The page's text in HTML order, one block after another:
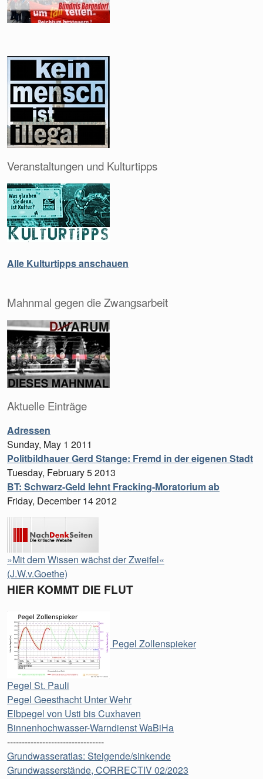
Veranstaltungen und Kulturtipps
Alle Kulturtipps anschauen
Mahnmal gegen die Zwangsarbeit
Aktuelle Einträge
Adressen
Sunday, May 1 2011
Politbildhauer Gerd Stange: Fremd in der eigenen Stadt
Tuesday, February 5 2013
BT: Schwarz-Geld lehnt Fracking-Moratorium ab
Friday, December 14 2012
»Mit dem Wissen wächst der Zweifel«
(J.W.v.Goethe)
HIER KOMMT DIE FLUT
Pegel Zollenspieker
Pegel St. Pauli
Pegel Geesthacht Unter Wehr
Elbpegel von Usti bis Cuxhaven
Binnenhochwasser-Warndienst WaBiHa
---------------------------------
Grundwasseratlas: Steigende/sinkende
Grundwasserstände, CORRECTIV 02/2023